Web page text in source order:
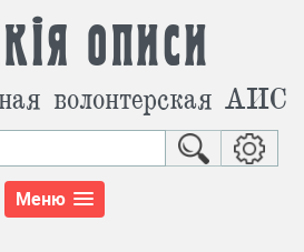
описи
волонтерская АИС
Меню